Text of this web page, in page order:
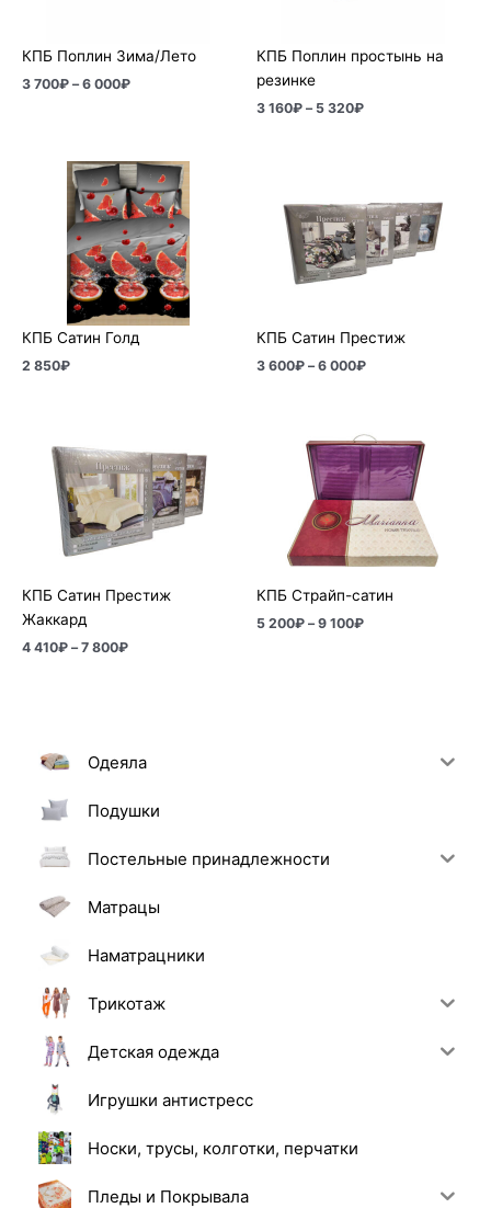
Одеяла
Подушки
Постельные принадлежности
Матрацы
Наматрацники
Трикотаж
Детская одежда
Игрушки антистресс
Носки, трусы, колготки, перчатки
Пледы и Покрывала
КПБ Поплин Зима/Лето
3 700₽ – 6 000₽
КПБ Поплин простынь на
резинке
3 160₽ – 5 320₽
КПБ Сатин Голд
2 850₽
КПБ Сатин Престиж
3 600₽ – 6 000₽
3
600₽
–
6
000₽
КПБ Сатин Престиж
Жаккард
4 410₽ – 7 800₽
4
410₽
–
7
800₽
КПБ Страйп-сатин
5 200₽ – 9 100₽
цен:
200₽
–
9
100₽